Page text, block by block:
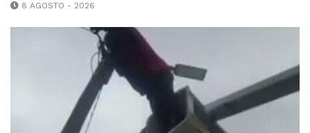
8 AGOSTO - 2026